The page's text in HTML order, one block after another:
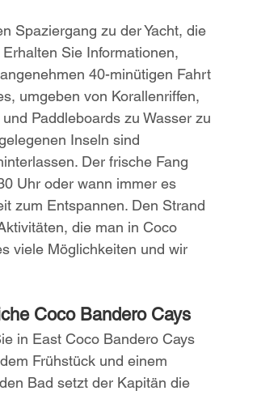
Spaziergang zu der Yacht, die
Sie Informationen,
40-minütigen Fahrt
umgeben von Korallenriffen,
Paddleboards zu Wasser zu
Inseln sind
Der frische Fang
Uhr oder wann immer es
zum Entspannen. Den Strand
die man in Coco
viele Möglichkeiten und wir
Coco Bandero Cays
in East Coco Bandero Cays
Frühstück und einem
Bad setzt der Kapitän die